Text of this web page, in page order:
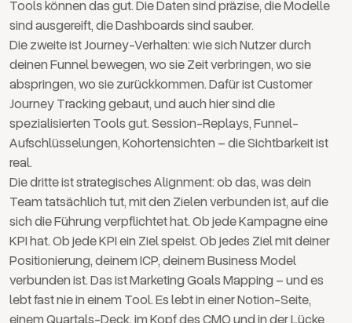
Tools können das gut. Die Daten sind präzise, die Modelle
sind ausgereift, die Dashboards sind sauber.
Die zweite ist Journey-Verhalten: wie sich Nutzer durch
deinen Funnel bewegen, wo sie Zeit verbringen, wo sie
abspringen, wo sie zurückkommen. Dafür ist Customer
Journey Tracking gebaut, und auch hier sind die
spezialisierten Tools gut. Session-Replays, Funnel-
Aufschlüsselungen, Kohortensichten – die Sichtbarkeit ist
real.
Die dritte ist strategisches Alignment: ob das, was dein
Team tatsächlich tut, mit den Zielen verbunden ist, auf die
sich die Führung verpflichtet hat. Ob jede Kampagne eine
KPI hat. Ob jede KPI ein Ziel speist. Ob jedes Ziel mit deiner
Positionierung, deinem ICP, deinem Business Model
verbunden ist. Das ist Marketing Goals Mapping – und es
lebt fast nie in einem Tool. Es lebt in einer Notion-Seite,